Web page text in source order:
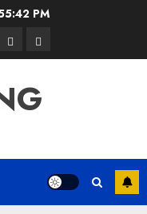
PM
GrožisVerslas